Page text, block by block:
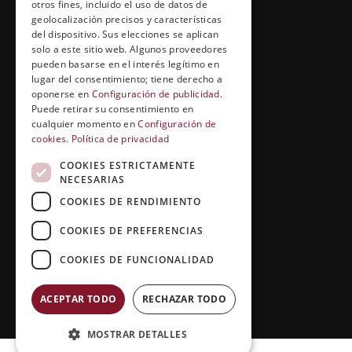
Entrevistas profesionales
EL RINCÓN DEL ALUMNO
Conócenos
Preguntas y respuestas
Clases virtuales
Copyright © 2026 |Grupo Esneca TV
otros fines, incluido el uso de datos de
geolocalización precisos y características
del dispositivo. Sus elecciones se aplican
solo a este sitio web. Algunos proveedores
pueden basarse en el interés legítimo en
lugar del consentimiento; tiene derecho a
oponerse en Configuración de publicidad.
Puede retirar su consentimiento en
cualquier momento enConfiguración de
cookies. Política de privacidad
COOKIES ESTRICTAMENTE
NECESARIAS
COOKIES DE RENDIMIENTO
COOKIES DE PREFERENCIAS
COOKIES DE FUNCIONALIDAD
ACEPTAR TODO RECHAZAR TODO
MOSTRAR DETALLES